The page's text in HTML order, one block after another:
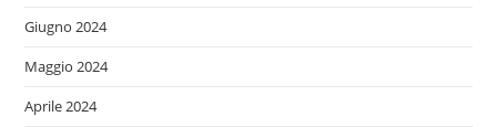
Giugno 2024
Maggio 2024
Aprile 2024